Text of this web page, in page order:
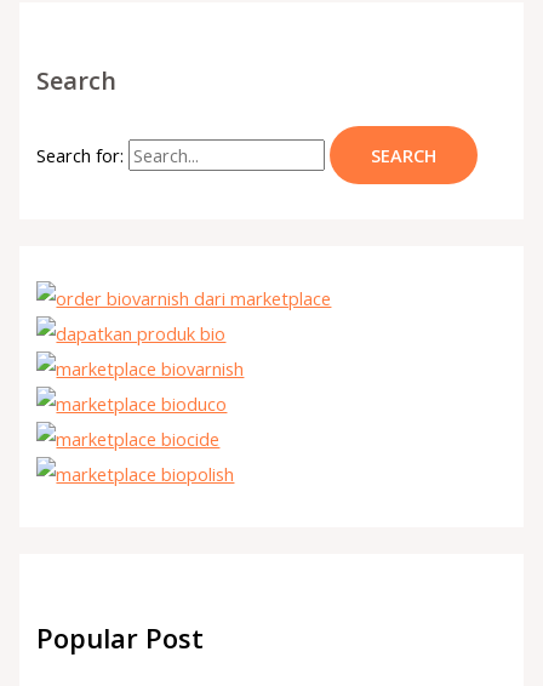
Search
Search for:
Popular Post